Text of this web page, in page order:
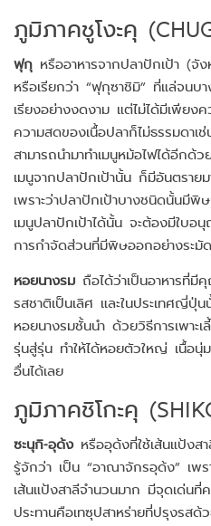
ภูมิภาคชูโงะคุ
ฟุกุ หรืออาหารจากปลาปักเป้า (จั
หรือเรียกว่า “ฟุกุซาชิมิ” ที่แล่จนบ
เรียงอย่างงดงาม แต่ไม่ได้มีเพียง
ความสดของเนื้อปลาก็ไม่ธรรมดา
สามารถนำมาทำเมนูหม้อไฟได้อีกด้
เมนูจากปลาปักเป้านั้น ก็มีอันตราย
เพราะว่าปลาปักเป้าบางชนิดนั้นมี
เมนูปลาปักเป้าได้นั้น จะต้องมีใบอ
การกำจัดส่วนที่มีพิษออกอย่างระมั
หอยนางรม ถือได้ว่าเป็นอาหารที่มี
รสชาติเป็นเลิศ และในประเทศญี่ปุ่
หอยนางรมชั้นนำ ด้วยวิธีการเพาะ
รุ่นสู่รุ่น ทำให้ได้หอยตัวใหญ่ เนื้อนุ่
อื่นได้เลย
ภูมิภาคชิโกะคุ
ซะนุกิ-อุด้งหรืออุด้งที่ใช้เส้นแป้งส
รู้จักว่า เป็น “อาณาจักรอุด้ง” เพร
เส้นแป้งสาลีจำนวนมาก มีจุดเด่นที่
ประทานคือเทซุปสาหร่ายที่ปรุงรสด้